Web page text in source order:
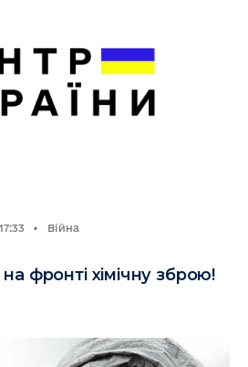
17:33 • Війна
фронті хімічну зброю!